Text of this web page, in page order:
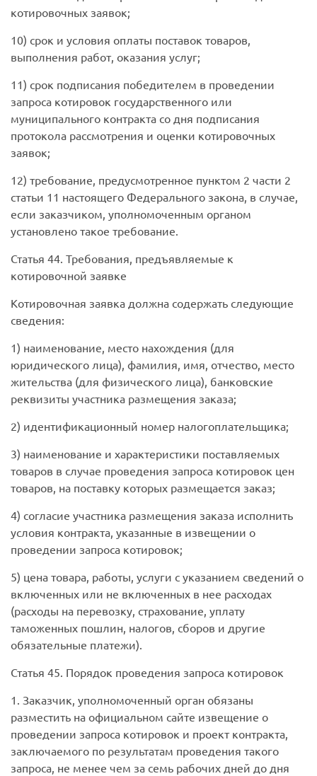
котировочных заявок;
10) срок и условия оплаты поставок товаров,
выполнения работ, оказания услуг;
11) срок подписания победителем в проведении
запроса котировок государственного или
муниципального контракта со дня подписания
протокола рассмотрения и оценки котировочных
заявок;
12) требование, предусмотренное пунктом 2 части 2
статьи 11 настоящего Федерального закона, в случае,
если заказчиком, уполномоченным органом
установлено такое требование.
Статья 44. Требования, предъявляемые к
котировочной заявке
Котировочная заявка должна содержать следующие
сведения:
1) наименование, место нахождения (для
юридического лица), фамилия, имя, отчество, место
жительства (для физического лица), банковские
реквизиты участника размещения заказа;
2) идентификационный номер налогоплательщика;
3) наименование и характеристики поставляемых
товаров в случае проведения запроса котировок цен
товаров, на поставку которых размещается заказ;
4) согласие участника размещения заказа исполнить
условия контракта, указанные в извещении о
проведении запроса котировок;
5) цена товара, работы, услуги с указанием сведений о
включенных или не включенных в нее расходах
(расходы на перевозку, страхование, уплату
таможенных пошлин, налогов, сборов и другие
обязательные платежи).
Статья 45. Порядок проведения запроса котировок
1. Заказчик, уполномоченный орган обязаны
разместить на официальном сайте извещение о
проведении запроса котировок и проект контракта,
заключаемого по результатам проведения такого
запроса, не менее чем за семь рабочих дней до дня